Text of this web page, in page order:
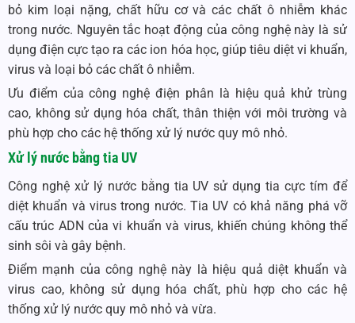
bỏ kim loại nặng, chất hữu cơ và các chất ô nhiễm khác
trong nước. Nguyên tắc hoạt động của công nghệ này là sử
dụng điện cực tạo ra các ion hóa học, giúp tiêu diệt vi khuẩn,
virus và loại bỏ các chất ô nhiễm.
Ưu điểm của công nghệ điện phân là hiệu quả khử trùng
cao, không sử dụng hóa chất, thân thiện với môi trường và
phù hợp cho các hệ thống xử lý nước quy mô nhỏ.
Xử lý nước bằng tia UV
Công nghệ xử lý nước bằng tia UV sử dụng tia cực tím để
diệt khuẩn và virus trong nước. Tia UV có khả năng phá vỡ
cấu trúc ADN của vi khuẩn và virus, khiến chúng không thể
sinh sôi và gây bệnh.
Điểm mạnh của công nghệ này là hiệu quả diệt khuẩn và
virus cao, không sử dụng hóa chất, phù hợp cho các hệ
thống xử lý nước quy mô nhỏ và vừa.